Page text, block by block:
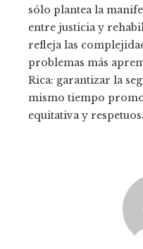
sólo plantea la
entre justicia y
refleja las
problemas más
Rica: garantizar la
mismo tiempo
equitativa y